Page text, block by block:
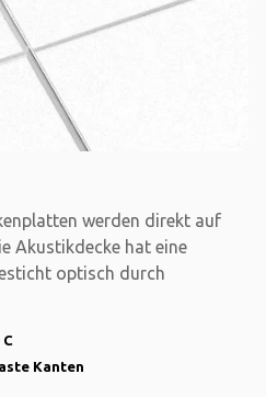
werden direkt auf
Akustikdecke hat eine
optisch durch
Kanten